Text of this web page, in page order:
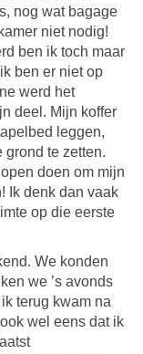
nog wat bagage
niet nodig!
ben ik toch maar
ben er niet op
werd het
deel. Mijn koffer
leggen,
grond te zetten.
doen om mijn
Ik denk dan vaak
op die eerste
We konden
we ’s avonds
terug kwam na
wel eens dat ik